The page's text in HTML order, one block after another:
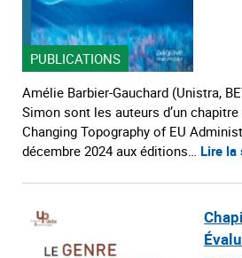
PUBLICATIONS
Amélie Barbier-Gauchard (Unistra,
Simon sont les auteurs d’un chapitre
Changing Topography of EU
décembre 2024 aux éditions… Lire la